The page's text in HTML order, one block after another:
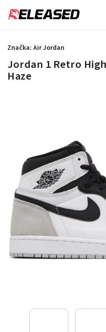
Jordan 1 Retro
Haze
Značka: Air Jordan